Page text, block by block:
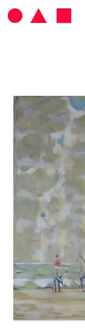
VOL. 3 :